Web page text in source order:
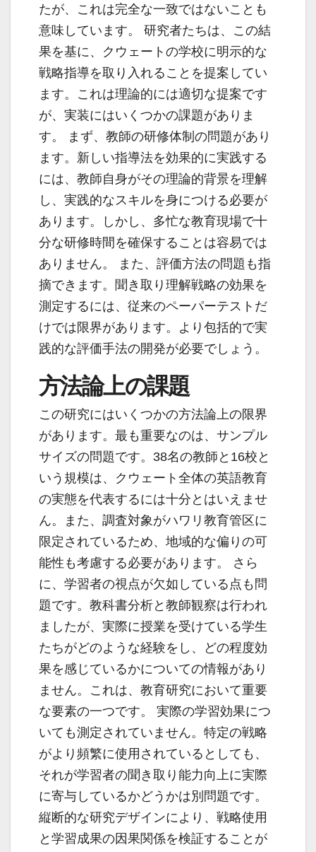
たが、これは完全な一致ではないことも
意味しています。 研究者たちは、この結
果を基に、クウェートの学校に明示的な
戦略指導を取り入れることを提案してい
ます。これは理論的には適切な提案です
が、実装にはいくつかの課題がありま
す。 まず、教師の研修体制の問題があり
ます。新しい指導法を効果的に実践する
には、教師自身がその理論的背景を理解
し、実践的なスキルを身につける必要が
あります。しかし、多忙な教育現場で十
分な研修時間を確保することは容易では
ありません。 また、評価方法の問題も指
摘できます。聞き取り理解戦略の効果を
測定するには、従来のペーパーテストだ
けでは限界があります。より包括的で実
践的な評価手法の開発が必要でしょう。
方法論上の課題
この研究にはいくつかの方法論上の限界
があります。最も重要なのは、サンプル
サイズの問題です。38名の教師と16校と
いう規模は、クウェート全体の英語教育
の実態を代表するには十分とはいえませ
ん。また、調査対象がハワリ教育管区に
限定されているため、地域的な偏りの可
能性も考慮する必要があります。 さら
に、学習者の視点が欠如している点も問
題です。教科書分析と教師観察は行われ
ましたが、実際に授業を受けている学生
たちがどのような経験をし、どの程度効
果を感じているかについての情報があり
ません。これは、教育研究において重要
な要素の一つです。 実際の学習効果につ
いても測定されていません。特定の戦略
がより頻繁に使用されているとしても、
それが学習者の聞き取り能力向上に実際
に寄与しているかどうかは別問題です。
縦断的な研究デザインにより、戦略使用
と学習成果の因果関係を検証することが